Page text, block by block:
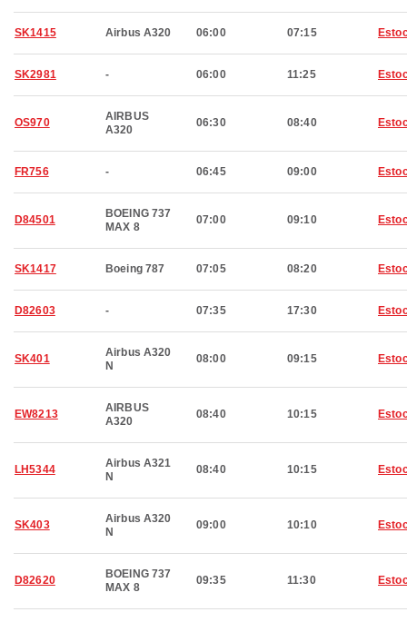
SK1415 Airbus A320 06:00 07:15
SK2981 - 06:00 11:25
OS970
AIRBUS
A320
06:30 08:40
FR756 - 06:45 09:00
D84501
BOEING 737
MAX 8
07:00 09:10
SK1417 Boeing 787 07:05 08:20
D82603 - 07:35 17:30
SK401
Airbus A320
N
08:00 09:15
EW8213
AIRBUS
A320
08:40 10:15
LH5344
Airbus A321
N
08:40 10:15
SK403
Airbus A320
N
09:00 10:10
D82620
BOEING 737
MAX 8
09:35 11:30